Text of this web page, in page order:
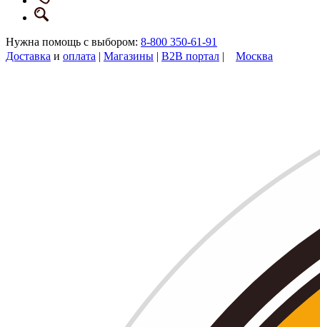
Нужна помощь с выбором: 8-800 350-61-91
Доставка и оплата | Магазины | B2B портал | Москва